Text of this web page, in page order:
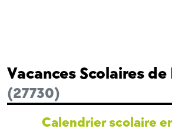
Vacances Scolaires de
(27730)
Calendrier scolaire